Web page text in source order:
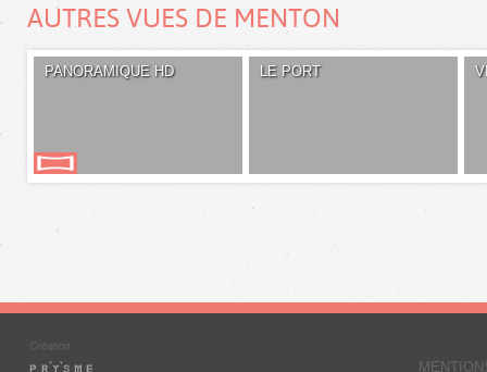
AUTRES VUES DE MENTON
PANORAMIQUE HD LE PORT